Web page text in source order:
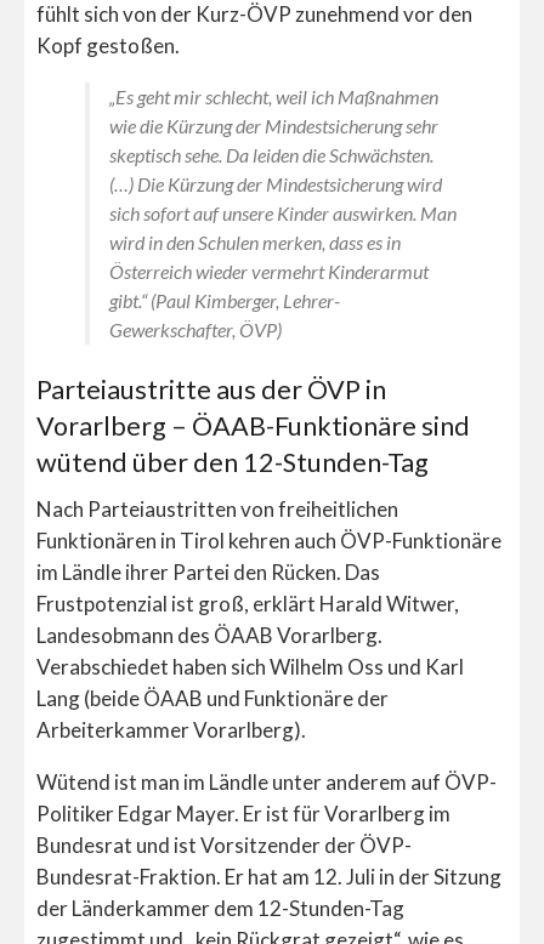
fühlt sich von der Kurz-ÖVP zunehmend vor den
Kopf gestoßen.
„Es geht mir schlecht, weil ich Maßnahmen
wie die Kürzung der Mindestsicherung sehr
skeptisch sehe. Da leiden die Schwächsten.
(…) Die Kürzung der Mindestsicherung wird
sich sofort auf unsere Kinder auswirken. Man
wird in den Schulen merken, dass es in
Österreich wieder vermehrt Kinderarmut
gibt.“ (Paul Kimberger, Lehrer-
Gewerkschafter, ÖVP)
Parteiaustritte aus der ÖVP in
Vorarlberg – ÖAAB-Funktionäre sind
wütend über den 12-Stunden-Tag
Nach Parteiaustritten von freiheitlichen
Funktionären in Tirol kehren auch ÖVP-Funktionäre
im Ländle ihrer Partei den Rücken. Das
Frustpotenzial ist groß, erklärt Harald Witwer,
Landesobmann des ÖAAB Vorarlberg.
Verabschiedet haben sich Wilhelm Oss und Karl
Lang (beide ÖAAB und Funktionäre der
Arbeiterkammer Vorarlberg).
Wütend ist man im Ländle unter anderem auf ÖVP-
Politiker Edgar Mayer. Er ist für Vorarlberg im
Bundesrat und ist Vorsitzender der ÖVP-
Bundesrat-Fraktion. Er hat am 12. Juli in der Sitzung
der Länderkammer dem 12-Stunden-Tag